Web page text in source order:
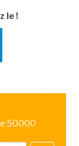
le !
50000